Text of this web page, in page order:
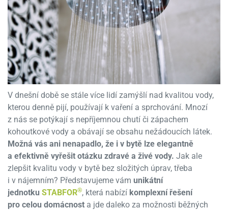
V dnešní době se stále více lidí zamýšlí nad kvalitou vody,
kterou denně pijí, používají k vaření a sprchování. Mnozí
z nás se potýkají s nepříjemnou chutí či zápachem
kohoutkové vody a obávají se obsahu nežádoucích látek.
Možná vás ani nenapadlo, že i v bytě lze elegantně
a efektivně vyřešit otázku zdravé a živé vody. Jak ale
zlepšit kvalitu vody v bytě bez složitých úprav, třeba
i v nájemním? Představujeme vám unikátní
jednotku STABFOR®, která nabízí komplexní řešení
pro celou domácnost a jde daleko za možnosti běžných